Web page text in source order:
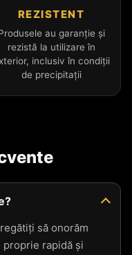
REZISTENT
au garanție și
rezistă la utilizare în
inclusiv în condiții
de precipitații
să onorăm
rapidă și